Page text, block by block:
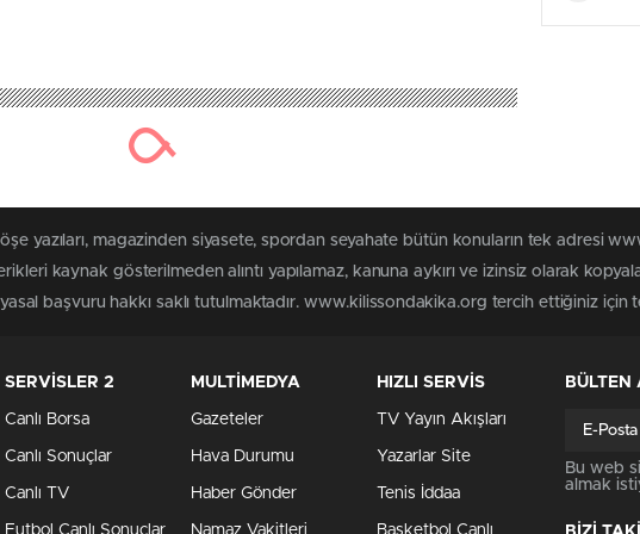
yazıları, magazinden siyasete, spordan seyahate bütün konuların tek adresi
kaynak gösterilmeden alıntı yapılamaz, kanuna aykırı ve izinsiz olarak
başvuru hakkı saklı tutulmaktadır. www.kilissondakika.org tercih ettiğiniz için
SERVİSLER 2
Canlı Borsa
Canlı Sonuçlar
Canlı TV
Futbol Canlı Sonuçlar
MULTİMEDYA
Gazeteler
Hava Durumu
Haber Gönder
Namaz Vakitleri
HIZLI SERVİS
TV Yayın Akışları
Yazarlar Site
Tenis İddaa
Basketbol Canlı
BÜLTEN
Bu web
almak